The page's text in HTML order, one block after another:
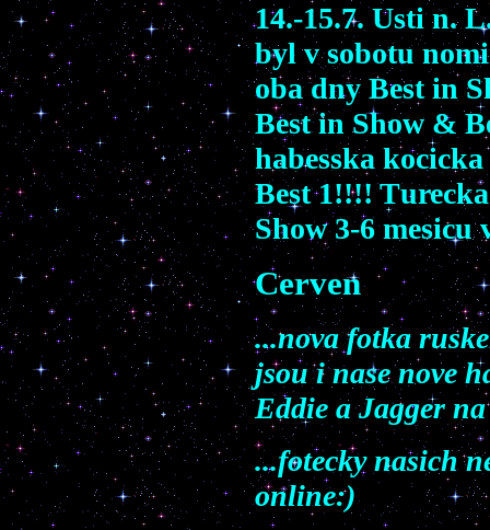
14.-15.7. Usti n.
byl v sobotu
oba dny Best in
Best in Show &
habesska kocicka
Best 1!!!! T
Show3-6 mesicu
Cerven
...nova fotka
jsou i nase nove
Eddie a Jagger
...fotecky nasich
online:)